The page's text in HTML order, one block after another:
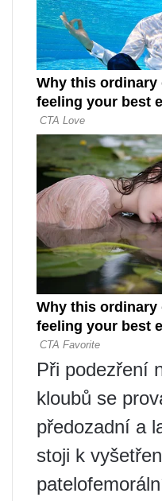
Při podezření
kloubů se
předozadní a
stoji k